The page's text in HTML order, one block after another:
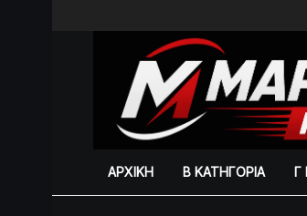
ΑΡΧΙΚΗ Β ΚΑΤΗΓΟΡΙΑ Γ